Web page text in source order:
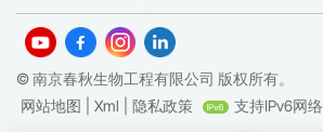
© 南京春秋生物工程有限公司 版权所有。
网站地图
Xml 隐私政策 支持IPv6网络